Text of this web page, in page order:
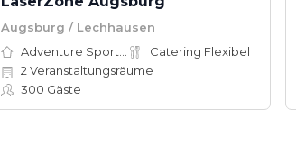
Augsburg / Lechhausen
Catering Flexibel
2 Veranstaltungsräume
300 Gäste